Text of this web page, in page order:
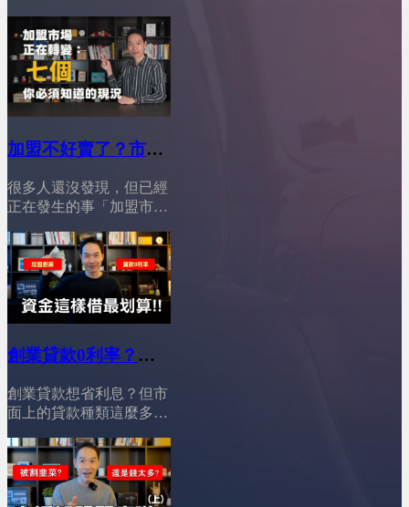
猶豫：「現在這個時機
點，加盟市場到底還能不
能進場？會不會我把省吃
儉用存的第一桶金，投進
去後就血本無歸？」別擔
來徹底分析，並告訴你一
個真相：加盟依然有機
會，但你必須選對路！
========================01:12
打破迷思！加盟的不可取
代性&nbsp;02:54穩定獲利
首選！大品牌加盟的鐵飯
碗&nbsp;04:30中小品牌加
盟的生存戰略，如何以小
博大&nbsp;05:52仔細評
&nbsp;08:34最終提醒與行
========================YES
加盟訂閱我的Youtube頻
wei&nbsp;&nbsp;YES加盟
線上加盟展：
https://yesally.com.tw/index_hot.php
按讚我的Facebook專頁：
加盟不好賣了？市場
│YES加盟│加盟幫幫
很多人還沒發現，但已經
正在發生的事「加盟市場
金變貴、風險變高，但加
盟門檻卻反而下降；年輕
加盟主變多，卻不再衝
動，更理性、更會算；市
場看似飽和，其實正在進
戰」。加盟主不再只追人
牌的實際營運能力；總部
也不只是賣加盟，而必須
具備經營、輔導、數據與
策略的能力。再加上 AI
與曝光管道全面重組，沒
有真實力的品牌，正在被
創業貸款0利率？加
│YES加盟│加盟幫幫
創業貸款想省利息？但市
面上的貸款種類這麼多，
新手創業者來說，選對貸
款很重要，尤其是打算加
盟品牌、快速開店的人，